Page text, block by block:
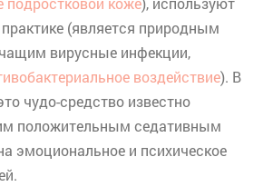
(является природным
вирусные инфекции,
воздействие). В
чудо-средство известно
положительным седативным
эмоциональное и психическое